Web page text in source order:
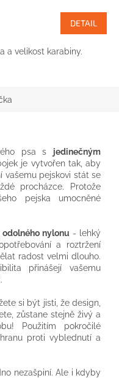
DETAIL
a velikost karabiny.
psa s jedinečným
je vytvořen tak, aby
vašemu pejskovi stát se
procházce. Protože
pejska umocněné
nylonu - lehký
a roztržení
radost velmi dlouho.
přinášejí vašemu
si být jisti, že design,
zůstane stejně živý a
Použitím pokročilé
proti vyblednutí a
nezašpiní. Ale i kdyby